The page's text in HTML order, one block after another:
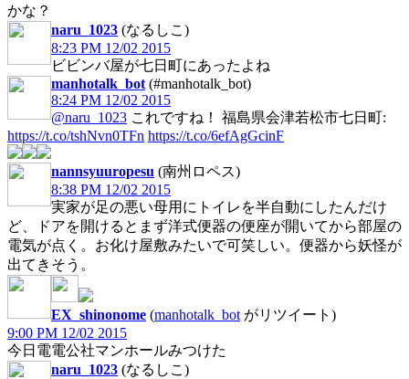
かな？
naru_1023 (なるしこ)
8:23 PM 12/02 2015
ビビンバ屋が七日町にあったよね
manhotalk_bot (#manhotalk_bot)
8:24 PM 12/02 2015
@naru_1023 これですね！ 福島県会津若松市七日町:
https://t.co/tshNvn0TFn https://t.co/6efAgGcinF
nannsyuuropesu (南州ロペス)
8:38 PM 12/02 2015
実家が足の悪い母用にトイレを半自動にしたんだけ
ど、ドアを開けるとまず洋式便器の便座が開いてから部屋の
電気が点く。お化け屋敷みたいで可笑しい。便器から妖怪が
出てきそう。
EX_shinonome (manhotalk_bot がリツイート)
9:00 PM 12/02 2015
今日電電公社マンホールみつけた
naru_1023 (なるしこ)